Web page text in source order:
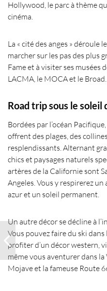
Hollywood, le parc à thème
cinéma.
La « cité des anges » déroule
marcher sur les pas des plus
Fame et à visiter ses musées
LACMA, le MOCA et le Broad.
Road trip sous le soleil
Bordées par l’océan
offrent des plages, des
resplendissants. Alternant
chics et paysages naturels
artères de la Californie sont
Angeles. Vous y respirerez
azur et un soleil permanent.
Un autre décor se décline à
Vous pouvez faire du ski
profiter d’un décor western,
même vous aventurer dans
Mojave et la fameuse Route